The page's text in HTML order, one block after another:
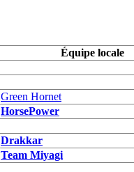
Équipe locale
Green Hornet
HorsePower
Drakkar
Team Miyagi